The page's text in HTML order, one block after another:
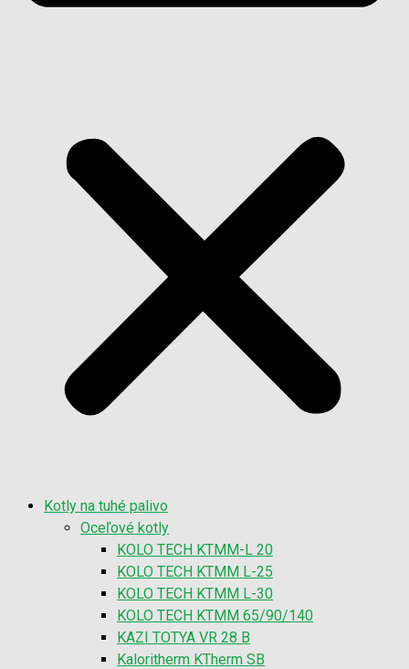
Kotly na tuhé palivo
Oceľové kotly
KOLO TECH KTMM-L 20
KOLO TECH KTMM L-25
KOLO TECH KTMM L-30
KOLO TECH KTMM 65/90/140
KAZI TOTYA VR 28 B
Kaloritherm KTherm SB